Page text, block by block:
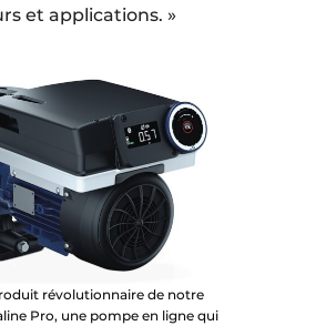
et applications. »
révolutionnaire de notre
Pro, une pompe en ligne qui